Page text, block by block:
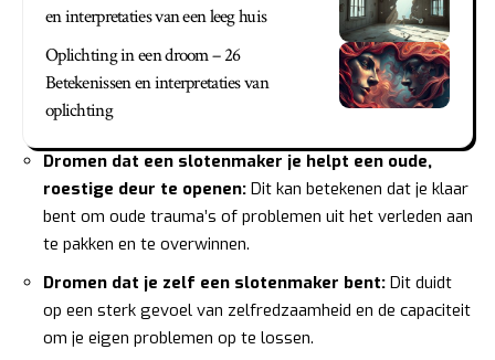
en interpretaties van een leeg huis
Oplichting in een droom – 26
Betekenissen en interpretaties van
oplichting
Dromen dat een slotenmaker je helpt een oude,
roestige deur te openen: Dit kan betekenen dat je klaar
bent om oude trauma’s of problemen uit het verleden aan
te pakken en te overwinnen.
Dromen dat je zelf een slotenmaker bent: Dit duidt
op een sterk gevoel van zelfredzaamheid en de capaciteit
om je eigen problemen op te lossen.